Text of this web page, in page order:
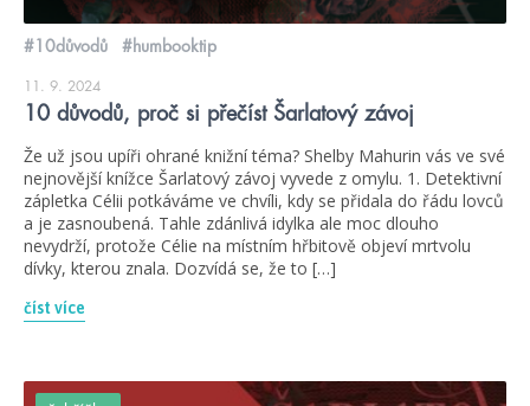
#10důvodů #humbooktip
11. 9. 2024
10 důvodů, proč si přečíst Šarlatový závoj
Že už jsou upíři ohrané knižní téma? Shelby Mahurin vás ve své
nejnovější knížce Šarlatový závoj vyvede z omylu. 1. Detektivní
zápletka Célii potkáváme ve chvíli, kdy se přidala do řádu lovců
a je zasnoubená. Tahle zdánlivá idylka ale moc dlouho
nevydrží, protože Célie na místním hřbitově objeví mrtvolu
dívky, kterou znala. Dozvídá se, že to […]
číst více